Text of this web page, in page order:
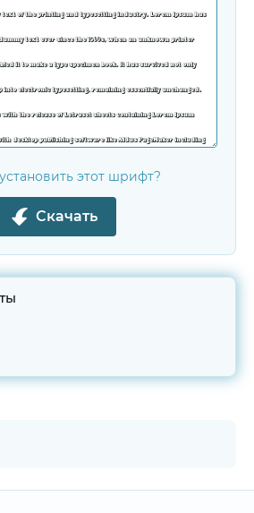
этот шрифт?
Скачать